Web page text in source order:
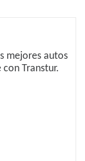
mejores autos
Transtur.